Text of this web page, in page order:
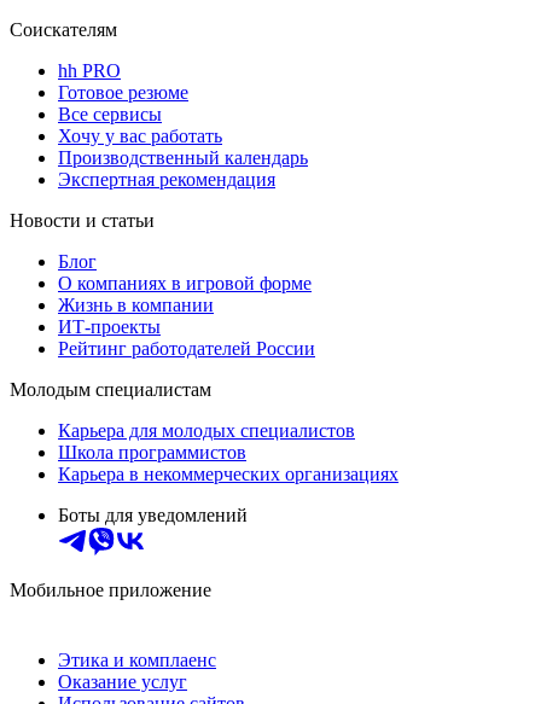
Соискателям
hh PRO
Готовое резюме
Все сервисы
Хочу у вас работать
Производственный календарь
Экспертная рекомендация
Новости и статьи
Блог
О компаниях в игровой форме
Жизнь в компании
ИТ-проекты
Рейтинг работодателей России
Молодым специалистам
Карьера для молодых специалистов
Школа программистов
Карьера в некоммерческих организациях
Боты для уведомлений
Мобильное приложение
Этика и комплаенс
Оказание услуг